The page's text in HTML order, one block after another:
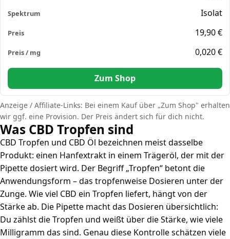
Isolat
19,90 €
0,020 €
Zum Shop
Anzeige / Affiliate-Links: Bei einem Kauf über „Zum Shop" erhalten
wir ggf. eine Provision. Der Preis ändert sich für dich nicht.
Was CBD Tropfen sind
CBD Tropfen und CBD Öl bezeichnen meist dasselbe
Produkt: einen Hanfextrakt in einem Trägeröl, der mit der
Pipette dosiert wird. Der Begriff „Tropfen“ betont die
Anwendungsform – das tropfenweise Dosieren unter der
Zunge. Wie viel CBD ein Tropfen liefert, hängt von der
Stärke ab. Die Pipette macht das Dosieren übersichtlich:
Du zählst die Tropfen und weißt über die Stärke, wie viele
Milligramm das sind. Genau diese Kontrolle schätzen viele